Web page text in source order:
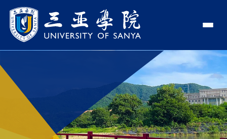
学校领导
理事长
学校简介
走近理事长
学院与部门
社会治理学院
新闻中心